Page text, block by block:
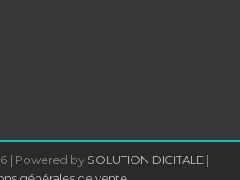
| Powered by SOLUTION DIGITALE |